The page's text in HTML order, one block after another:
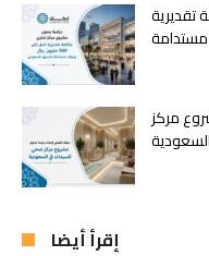
تقديرية
مركز
إقرأ أيضا